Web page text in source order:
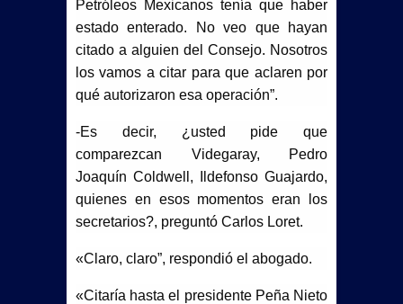
Petróleos Mexicanos tenía que haber
estado enterado. No veo que hayan
citado a alguien del Consejo. Nosotros
los vamos a citar para que aclaren por
qué autorizaron esa operación”.
-Es decir, ¿usted pide que
comparezcan Videgaray, Pedro
Joaquín Coldwell, Ildefonso Guajardo,
quienes en esos momentos eran los
secretarios?, preguntó Carlos Loret.
«Claro, claro”, respondió el abogado.
«Citaría hasta el presidente Peña Nieto